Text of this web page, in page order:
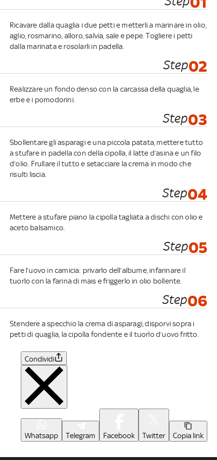
Ricavare dalla quaglia i due petti e metterli a marinare in olio,
aglio, rosmarino, alloro, salvia, sale e pepe. Togliere i petti
dalla marinata e rosolarli in padella.
Step02
Realizzare un fondo denso con la carcassa della quaglia, le
erbe e i pomodorini.
Step03
Sbollentare gli asparagi e una piccola patata, mettere tutto
a stufare in padella con della cipolla, il latte d’asina e un filo
d’olio. Frullare il tutto e setacciare la crema in modo che
risulti liscia.
Step04
Mettere a stufare piano la cipolla tagliata a dischi con olio e
aceto balsamico.
Step05
Fare l’uovo in camicia: privarlo dell’albume, infarinare il
tuorlo con la farina di mais e friggerlo in olio bollente.
Step06
Stendere a specchio la crema di asparagi, disporvi sopra i
petti di quaglia, la cipolla fondente e il tuorlo d’uovo fritto.
Condividi
Whatsapp Telegram Facebook Twitter Copia link